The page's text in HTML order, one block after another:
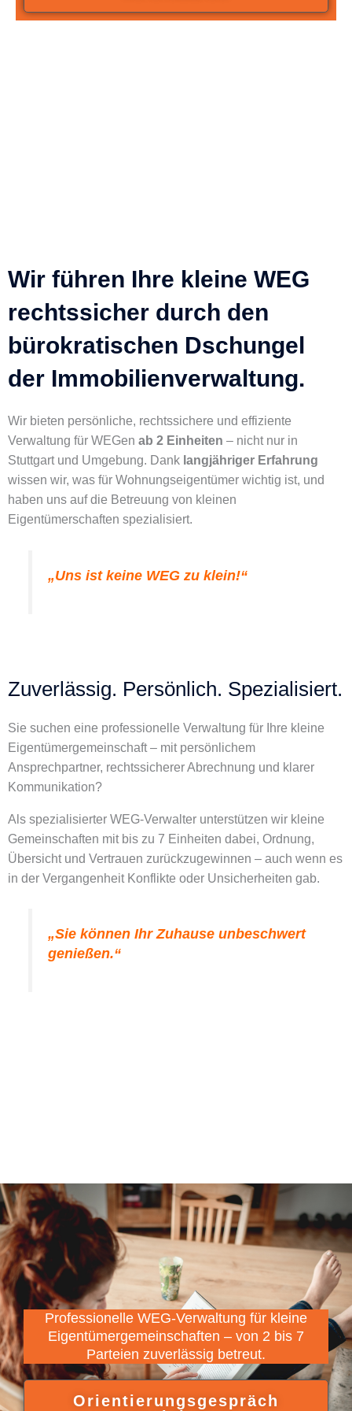
Wir führen Ihre kleine WEG
rechtssicher durch den
bürokratischen Dschungel
der Immobilienverwaltung.
Wir bieten persönliche, rechtssichere und effiziente
Verwaltung für WEGen ab 2 Einheiten – nicht nur in
Stuttgart und Umgebung. Dank langjähriger Erfahrung
wissen wir, was für Wohnungseigentümer wichtig ist, und
haben uns auf die Betreuung von kleinen
Eigentümerschaften spezialisiert.
„Uns ist keine WEG zu klein!“
Zuverlässig. Persönlich. Spezialisiert.
Sie suchen eine professionelle Verwaltung für Ihre kleine
Eigentümergemeinschaft – mit persönlichem
Ansprechpartner, rechtssicherer Abrechnung und klarer
Kommunikation?
Als spezialisierter WEG-Verwalter unterstützen wir kleine
Gemeinschaften mit bis zu 7 Einheiten dabei, Ordnung,
Übersicht und Vertrauen zurückzugewinnen – auch wenn es
in der Vergangenheit Konflikte oder Unsicherheiten gab.
„Sie können Ihr Zuhause unbeschwert
genießen.“
Professionelle WEG-Verwaltung für kleine
Eigentümergemeinschaften – von 2 bis 7
Parteien zuverlässig betreut.
Orientierungsgespräch